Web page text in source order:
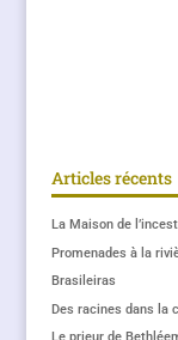
Articles récents
La Maison de
Promenades à la
Brasileiras
Des racines dans la